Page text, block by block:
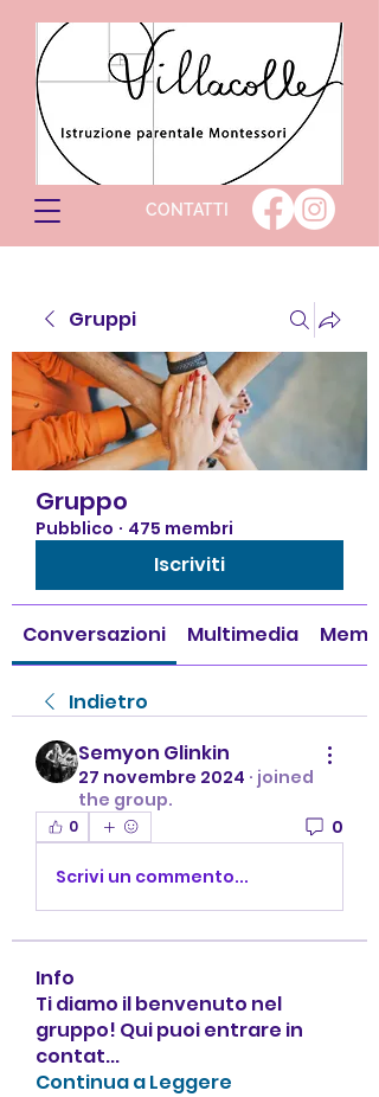
CONTATTI
Gruppi
Gruppo
Pubblico · 475 membri
Iscriviti
Conversazioni Multimedia
Indietro
Semyon Glinkin
27 novembre 2024 · joined
the group.
0 0
Scrivi un commento...
Info
Ti diamo il benvenuto nel
gruppo! Qui puoi entrare in
contat...
Continua a Leggere